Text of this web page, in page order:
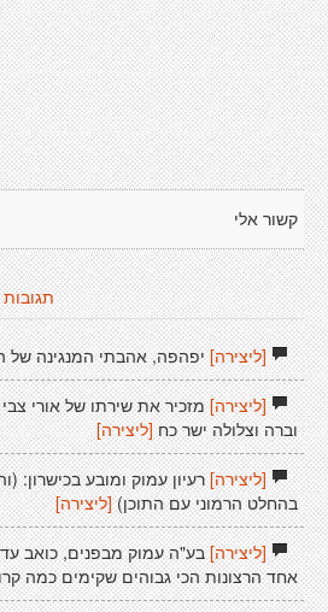
קשור אלי
[ליצירה]יפהפה, אהבתי המנגינה של
[ליצירה]מזכיר את שירתו של אורי צבי
וברה וצלולה ישר כח [ליצירה]
[ליצירה]רעיון עמוק ומובע בכישרון:
בהחלט הרמוני עם התוכן) [ליצירה]
[ליצירה]בע"ה עמוק מבפנים, כואב
אחד הרצונות הכי גבוהים שקימים כמה